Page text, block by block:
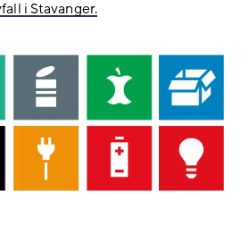
i Stavanger.